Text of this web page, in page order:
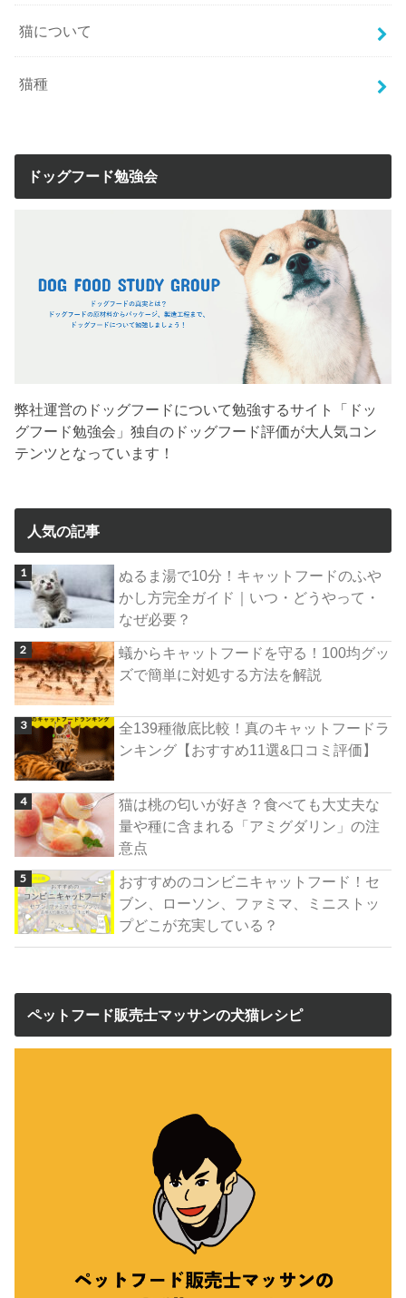
猫について
猫種
ドッグフード勉強会
弊社運営のドッグフードについて勉強するサイト「ドッ
グフード勉強会」独自のドッグフード評価が大人気コン
テンツとなっています！
人気の記事
ぬるま湯で10分！キャットフードのふや
かし方完全ガイド｜いつ・どうやって・
なぜ必要？
蟻からキャットフードを守る！100均グッ
ズで簡単に対処する方法を解説
全139種徹底比較！真のキャットフードラ
ンキング【おすすめ11選&口コミ評価】
猫は桃の匂いが好き？食べても大丈夫な
量や種に含まれる「アミグダリン」の注
意点
おすすめのコンビニキャットフード！セ
ブン、ローソン、ファミマ、ミニストッ
プどこが充実している？
ペットフード販売士マッサンの犬猫レシピ